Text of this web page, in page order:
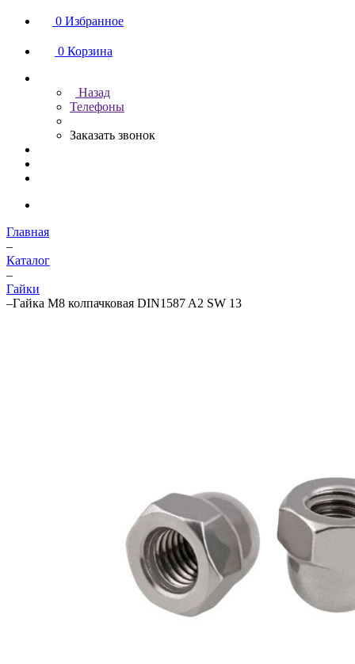
0 Избранное
0 Корзина
Назад
Телефоны
Заказать звонок
Главная
–
Каталог
–
Гайки
–Гайка М8 колпачковая DIN1587 A2 SW 13